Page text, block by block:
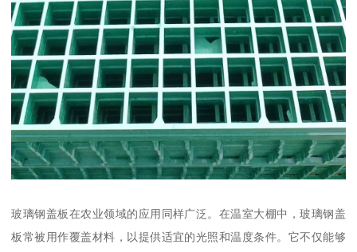
玻璃钢盖板在农业领域的应用同样广泛。在温室大棚中，玻璃钢盖
板常被用作覆盖材料，以提供适宜的光照和温度条件。它不仅能够